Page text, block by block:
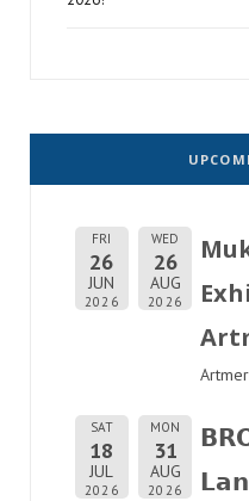
FRI
26
JUN
2026
WED
26
AUG
2026
SAT
18
JUL
2026
MON
31
AUG
2026